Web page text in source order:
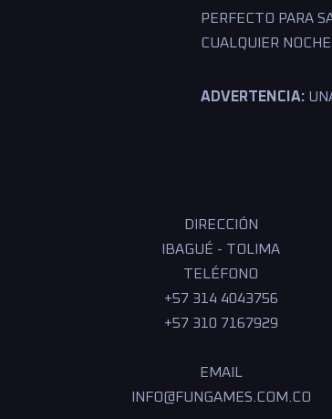
PERFECTO PARA
CUALQUIER
ADVERTENCIA:
DIRECCIÓN
IBAGUÉ - TOLIMA
TELÉFONO
+57 314 4043756
+57 310 7167929
EMAIL
INFO@FUNGAMES.COM.CO